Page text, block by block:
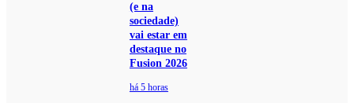
(e na
sociedade)
vai estar em
destaque no
Fusion 2026
há 5 horas